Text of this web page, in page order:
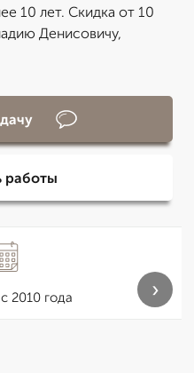
10 лет. Скидка от 10
Денисовичу,
работы
2010 года ›